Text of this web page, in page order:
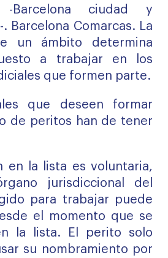
-Barcelona ciudad y
. Barcelona Comarcas. La
un ámbito determina
a trabajar en los
que formen parte.
que deseen formar
de peritos han de tener
en la lista es voluntaria,
jurisdiccional del
para trabajar puede
el momento que se
la lista. El perito solo
su nombramiento por